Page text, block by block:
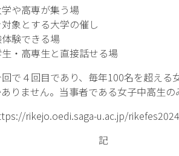
や高専が集う場
象とする大学の催し
験できる場
・高専生と直接話せる場
で４回目であり、毎年100名を超え
りません。当事者である女子中高生
rikejo.oedi.saga-u.ac.jp/